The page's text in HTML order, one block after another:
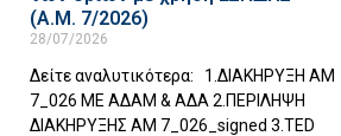
(Α.Μ. 7/2026)
28/07/2026
Δείτε αναλυτικότερα: 1.ΔΙΑΚΗΡΥΞΗ ΑΜ
7_026 ΜΕ ΑΔΑΜ & ΑΔΑ 2.ΠΕΡΙΛΗΨΗ
ΔΙΑΚΗΡΥΞΗΣ ΑΜ 7_026_signed 3.TED